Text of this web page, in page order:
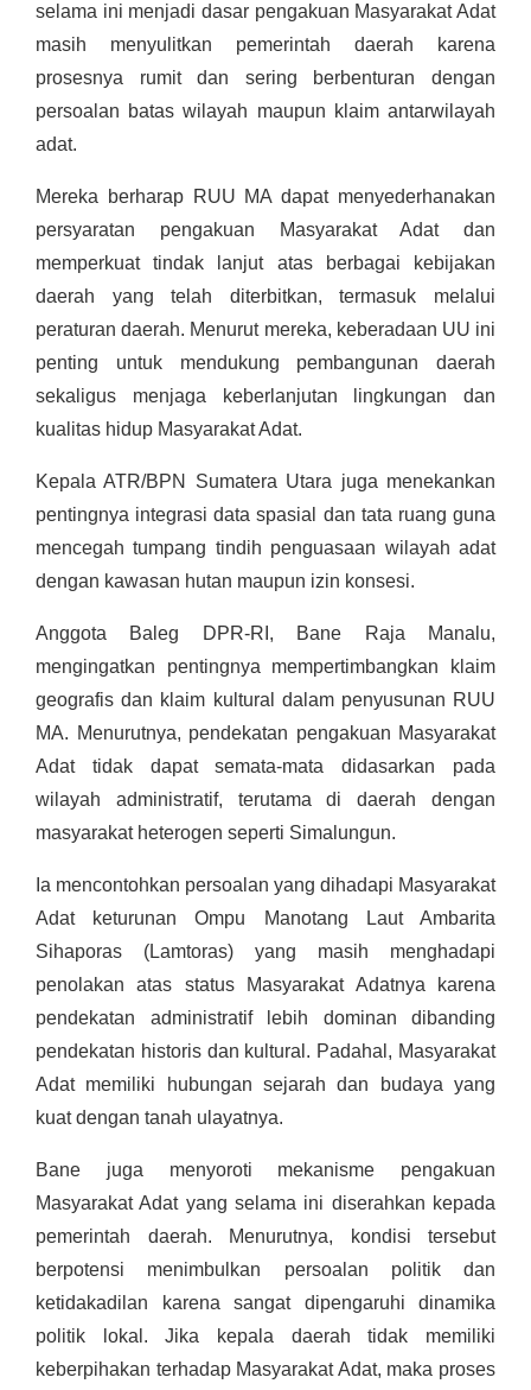
selama ini menjadi dasar pengakuan Masyarakat Adat
masih menyulitkan pemerintah daerah karena
prosesnya rumit dan sering berbenturan dengan
persoalan batas wilayah maupun klaim antarwilayah
adat.
Mereka berharap RUU MA dapat menyederhanakan
persyaratan pengakuan Masyarakat Adat dan
memperkuat tindak lanjut atas berbagai kebijakan
daerah yang telah diterbitkan, termasuk melalui
peraturan daerah. Menurut mereka, keberadaan UU ini
penting untuk mendukung pembangunan daerah
sekaligus menjaga keberlanjutan lingkungan dan
kualitas hidup Masyarakat Adat.
Kepala ATR/BPN Sumatera Utara juga menekankan
pentingnya integrasi data spasial dan tata ruang guna
mencegah tumpang tindih penguasaan wilayah adat
dengan kawasan hutan maupun izin konsesi.
Anggota Baleg DPR-RI, Bane Raja Manalu,
mengingatkan pentingnya mempertimbangkan klaim
geografis dan klaim kultural dalam penyusunan RUU
MA. Menurutnya, pendekatan pengakuan Masyarakat
Adat tidak dapat semata-mata didasarkan pada
wilayah administratif, terutama di daerah dengan
masyarakat heterogen seperti Simalungun.
Ia mencontohkan persoalan yang dihadapi Masyarakat
Adat keturunan Ompu Manotang Laut Ambarita
Sihaporas (Lamtoras) yang masih menghadapi
penolakan atas status Masyarakat Adatnya karena
pendekatan administratif lebih dominan dibanding
pendekatan historis dan kultural. Padahal, Masyarakat
Adat memiliki hubungan sejarah dan budaya yang
kuat dengan tanah ulayatnya.
Bane juga menyoroti mekanisme pengakuan
Masyarakat Adat yang selama ini diserahkan kepada
pemerintah daerah. Menurutnya, kondisi tersebut
berpotensi menimbulkan persoalan politik dan
ketidakadilan karena sangat dipengaruhi dinamika
politik lokal. Jika kepala daerah tidak memiliki
keberpihakan terhadap Masyarakat Adat, maka proses